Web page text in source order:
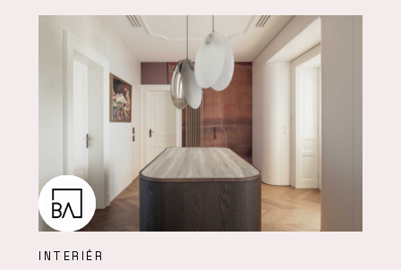
INTERIÉR